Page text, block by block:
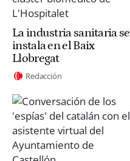
La industria sanitaria se
instala en el Baix
Llobregat
Redacción